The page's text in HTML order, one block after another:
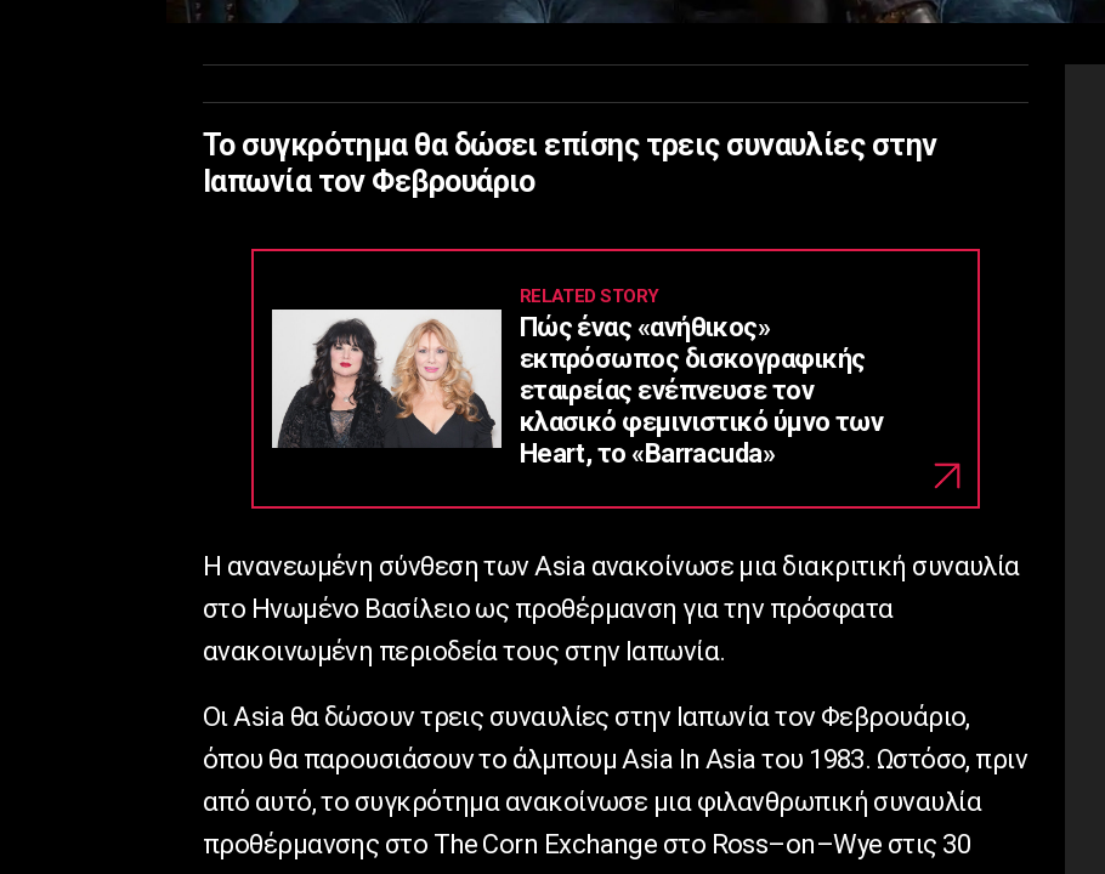
Το συγκρότημα θα δώσει επίσης τρεις συναυλίες στην
Ιαπωνία τον Φεβρουάριο
RELATED STORY
Πώς ένας «ανήθικος»
εκπρόσωπος δισκογραφικής
εταιρείας ενέπνευσε τον
κλασικό φεμινιστικό ύμνο των
Heart, το «Barracuda»
Η ανανεωμένη σύνθεση τωνAsia ανακοίνωσε μια διακριτική συναυλία
στο Ηνωμένο Βασίλειο ως προθέρμανση για την πρόσφατα
ανακοινωμένη περιοδεία τους στην Ιαπωνία.
ΟιAsia θα δώσουν τρεις συναυλίες στην Ιαπωνία τον Φεβρουάριο,
όπου θα παρουσιάσουν το άλμπουμAsia In Asia του 1983. Ωστόσο, πριν
από αυτό, το συγκρότημα ανακοίνωσε μια φιλανθρωπική συναυλία
προθέρμανσης στο The Corn Exchange στο Ross–on–Wye στις 30